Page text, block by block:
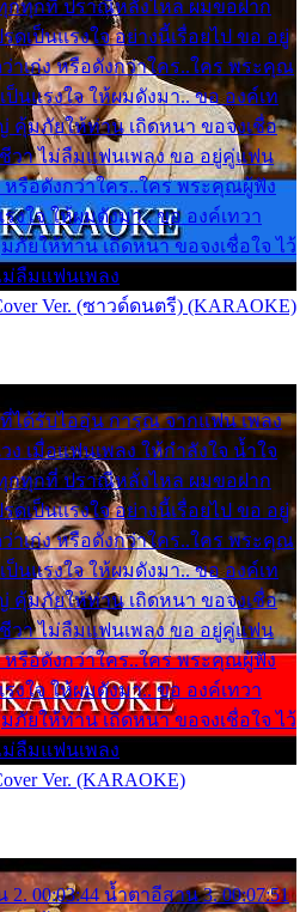
กทุกที่ ปราณีหลั่งไหล ผมขอฝาก
ดเป็นแรงใจ อย่างนี้เรื่อยไป ขอ อยู่
าเก่ง หรือดังกว่าใคร..ใคร พระคุณ
นแรงใจ ให้ผมดังมา.. ขอ องค์เท
คุ้มภัยให้ท่าน เถิดหนา ขอจงเชื่อ
ชีวา ไม่ลืมแฟนเพลง ขอ อยู่คู่แฟน
หรือดังกว่าใคร..ใคร พระคุณผู้ฟัง
งใจ ให้ผมดังมา.. ขอ องค์เทวา
ยให้ท่าน เถิดหนา ขอจงเชื่อใจ ไว้
ม่ลืมแฟนเพลง
Ver. (ซาวด์ดนตรี) (KARAOKE)
ได้รับไออุ่น การุณ จากแฟน เพลง
ง เมื่อแฟนเพลง ให้กำลังใจ น้ำใจ
กทุกที่ ปราณีหลั่งไหล ผมขอฝาก
ดเป็นแรงใจ อย่างนี้เรื่อยไป ขอ อยู่
าเก่ง หรือดังกว่าใคร..ใคร พระคุณ
นแรงใจ ให้ผมดังมา.. ขอ องค์เท
คุ้มภัยให้ท่าน เถิดหนา ขอจงเชื่อ
ชีวา ไม่ลืมแฟนเพลง ขอ อยู่คู่แฟน
หรือดังกว่าใคร..ใคร พระคุณผู้ฟัง
งใจ ให้ผมดังมา.. ขอ องค์เทวา
ยให้ท่าน เถิดหนา ขอจงเชื่อใจ ไว้
ม่ลืมแฟนเพลง
Ver. (KARAOKE)
2. 00:03:44 น้ำตาอีสาน 3. 00:07:51